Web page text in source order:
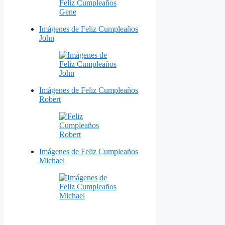
Imágenes de Feliz Cumpleaños
John
Imágenes de Feliz Cumpleaños
Robert
Imágenes de Feliz Cumpleaños
Michael